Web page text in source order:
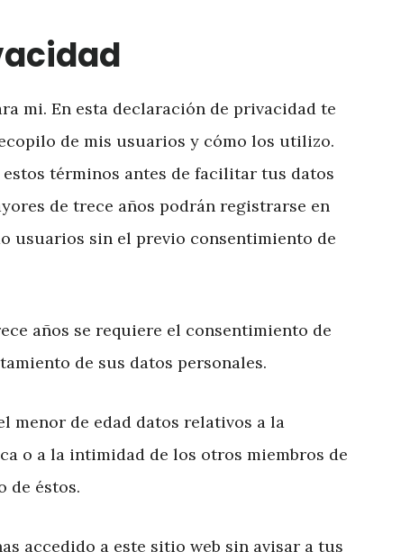
mi. En esta declaración de privacidad te
de mis usuarios y cómo los utilizo.
términos antes de facilitar tus datos
de trece años podrán registrarse en
usuarios sin el previo consentimiento de
años se requiere el consentimiento de
de sus datos personales.
menor de edad datos relativos a la
o a la intimidad de los otros miembros de
de éstos.
accedido a este sitio web sin avisar a tus